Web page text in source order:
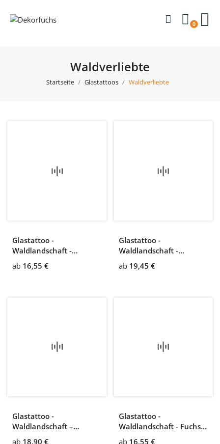
0
Waldverliebte
Startseite Glastattoos Waldverliebte
Glastattoo -
Waldlandschaft -
anmutiger Hirsch
ab 16,55 €
Glastattoo -
Waldlandschaft -
Rotwildgruppe am
Waldrand
ab 19,45 €
Glastattoo -
Waldlandschaft –
Rotwildgruppe
ab 18,90 €
Glastattoo -
Waldlandschaft - Fuchs
beobachtet zwei Hasen
ab 16,55 €